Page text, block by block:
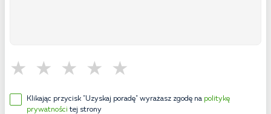
Klikając przycisk "Uzyskaj poradę" wyrażasz zgodę na politykę
prywatności tej strony